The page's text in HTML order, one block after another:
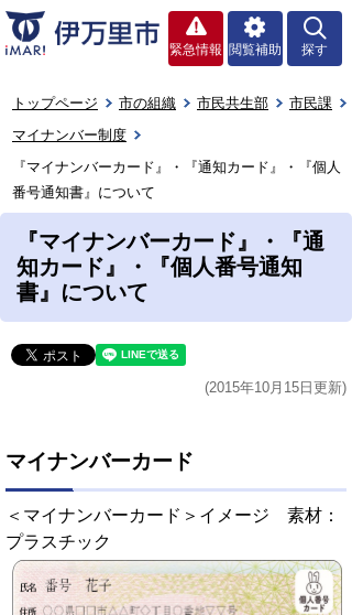
緊急情報 閲覧補助 探す
トップページ 市の組織 市民共生部
市民課
マイナンバー制度
『マイナンバーカード』・『通知カード』・『個人
番号通知書』について
『マイナンバーカード』・『通
知カード』・『個人番号通知
書』について
(2015年10月15日更新)
マイナンバーカード
＜マイナンバーカード＞イメージ 素材：
プラスチック